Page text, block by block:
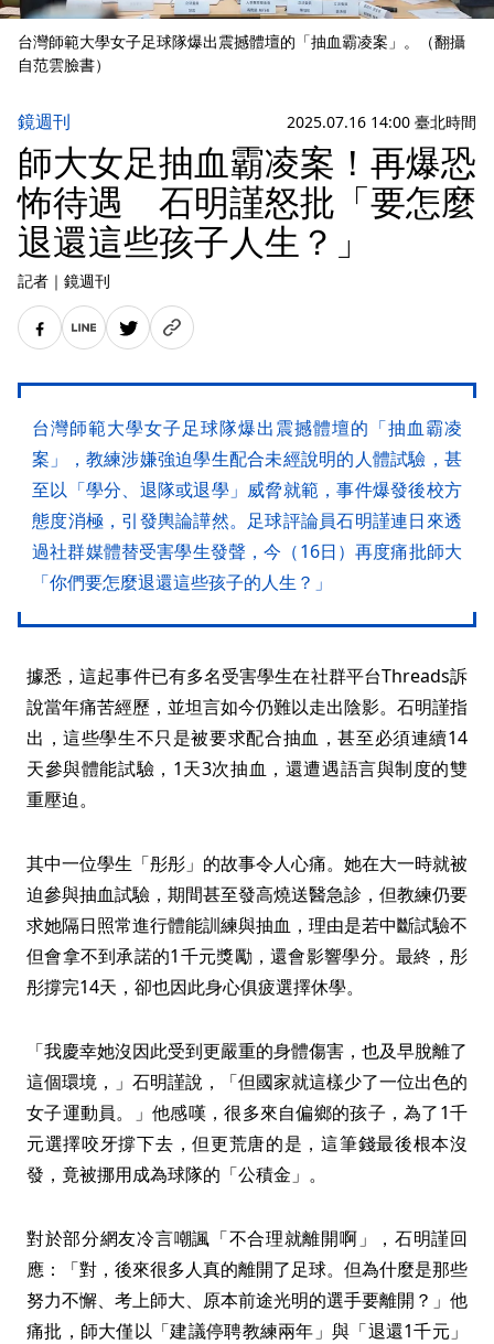
台灣師範大學女子足球隊爆出震撼體壇的「抽血霸凌案」。（翻攝
自范雲臉書）
鏡週刊 2025.07.16 14:00 臺北時間
師大女足抽血霸凌案！再爆恐
怖待遇 石明謹怒批「要怎麼
退還這些孩子人生？」
記者 ｜ 鏡週刊
台灣師範大學女子足球隊爆出震撼體壇的「抽血霸凌
案」，教練涉嫌強迫學生配合未經說明的人體試驗，甚
至以「學分、退隊或退學」威脅就範，事件爆發後校方
態度消極，引發輿論譁然。足球評論員石明謹連日來透
過社群媒體替受害學生發聲，今（16日）再度痛批師大
「你們要怎麼退還這些孩子的人生？」
據悉，這起事件已有多名受害學生在社群平台Threads訴
說當年痛苦經歷，並坦言如今仍難以走出陰影。石明謹指
出，這些學生不只是被要求配合抽血，甚至必須連續14
天參與體能試驗，1天3次抽血，還遭遇語言與制度的雙
重壓迫。
其中一位學生「彤彤」的故事令人心痛。她在大一時就被
迫參與抽血試驗，期間甚至發高燒送醫急診，但教練仍要
求她隔日照常進行體能訓練與抽血，理由是若中斷試驗不
但會拿不到承諾的1千元獎勵，還會影響學分。最終，彤
彤撐完14天，卻也因此身心俱疲選擇休學。
「我慶幸她沒因此受到更嚴重的身體傷害，也及早脫離了
這個環境，」石明謹說，「但國家就這樣少了一位出色的
女子運動員。」他感嘆，很多來自偏鄉的孩子，為了1千
元選擇咬牙撐下去，但更荒唐的是，這筆錢最後根本沒
發，竟被挪用成為球隊的「公積金」。
對於部分網友冷言嘲諷「不合理就離開啊」，石明謹回
應：「對，後來很多人真的離開了足球。但為什麼是那些
努力不懈、考上師大、原本前途光明的選手要離開？」他
痛批，師大僅以「建議停聘教練兩年」與「退還1千元」